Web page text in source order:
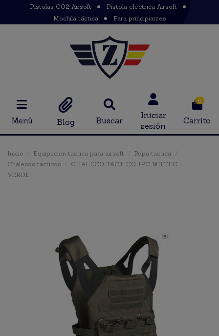
Pistolas CO2 Airsoft
Pistola eléctrica Airsoft
Mochila táctica
Para principiantes
Menú Blog Buscar
Iniciar
sesión
0
Carrito
Inicio Equipacion tactica para airsoft
Ropa tactica
Chalecos tacticos
CHALECO TACTICO JPC MILTEC
VERDE